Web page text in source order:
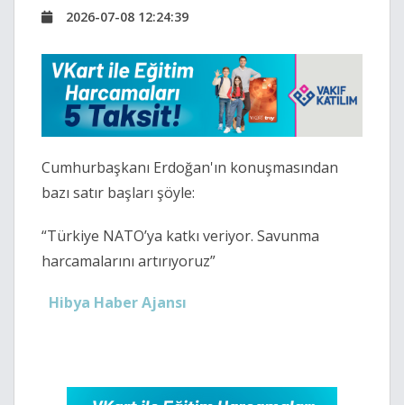
2026-07-08 12:24:39
Cumhurbaşkanı Erdoğan'ın konuşmasından
bazı satır başları şöyle:
“Türkiye NATO’ya katkı veriyor. Savunma
harcamalarını artırıyoruz”
Hibya Haber Ajansı